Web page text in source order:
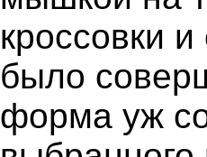
кроссовки
было
форма уж